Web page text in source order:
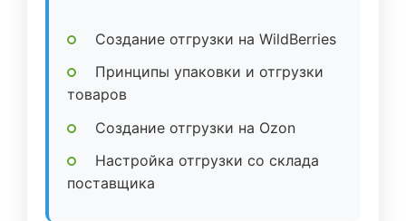
Создание отгрузки на WildBerries
Принципы упаковки и отгрузки
товаров
Создание отгрузки на Ozon
Настройка отгрузки со склада
поставщика